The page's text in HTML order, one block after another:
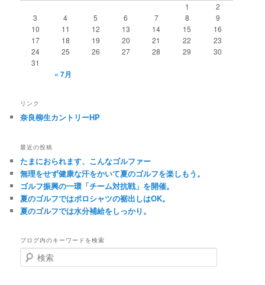
1
2
3
4 5 6 7 8
9
10
11 12 13 14 15
16
17
18 19 20 21 22
23
24
25 26 27 28 29
30
31
« 7月
リンク
奈良柳生カントリーHP
最近の投稿
たまにおられます、こんなゴルファー
無理をせず健康な汗をかいて夏のゴルフを楽しもう。
ゴルフ振興の一環「チーム対抗戦」を開催。
夏のゴルフではポロシャツの裾出しはOK。
夏のゴルフでは水分補給をしっかり。
ブログ内のキーワードを検索
検
索